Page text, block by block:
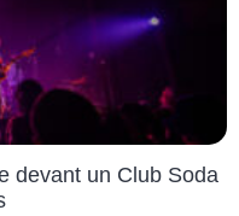
devant un Club Soda